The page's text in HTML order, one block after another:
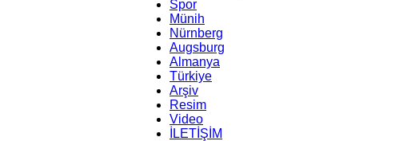
Spor
Münih
Nürnberg
Augsburg
Almanya
Türkiye
Arşiv
Resim
Video
İLETİŞİM